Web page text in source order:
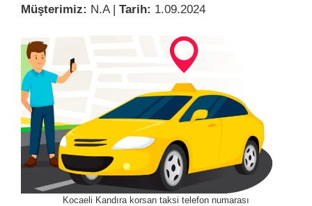
Müşterimiz: N.A | Tarih: 1.09.2024
Kocaeli Kandıra korsan taksi telefon numarası